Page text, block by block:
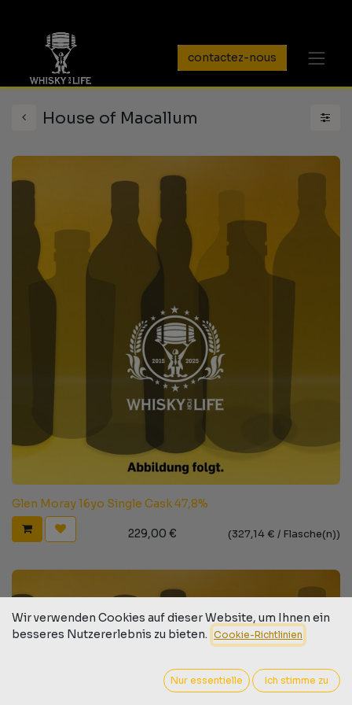
contactez-nous
House of Macallum
Glen Moray 16yo Single Cask 47,8%
229,00 € (327,14€ / Flasche(n))
Wir verwenden Cookies auf dieser Website, um Ihnen ein
besseres Nutzererlebnis zu bieten. Cookie-Richtlinien
Nur essentielle Ich stimme zu